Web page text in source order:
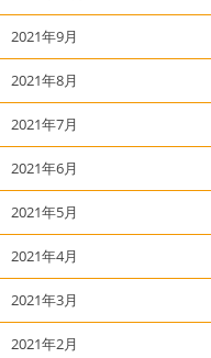
2021年9月
2021年8月
2021年7月
2021年6月
2021年5月
2021年4月
2021年3月
2021年2月